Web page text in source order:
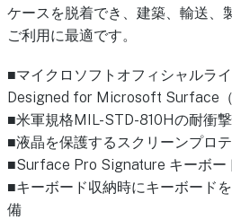
ケースを脱着でき、建築、輸送、
ご利用に最適です。
■マイクロソフトオフィシャルラ
Designed for Microsoft Surface
■米軍規格MIL-STD-810Hの耐衝
■液晶を保護するスクリーンプロ
■Surface Pro Signature キーボー
■キーボード収納時にキーボード
備